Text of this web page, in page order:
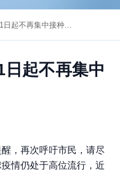
日起不再集中
，再次呼吁市民，请尽
情仍处于高位流行，近